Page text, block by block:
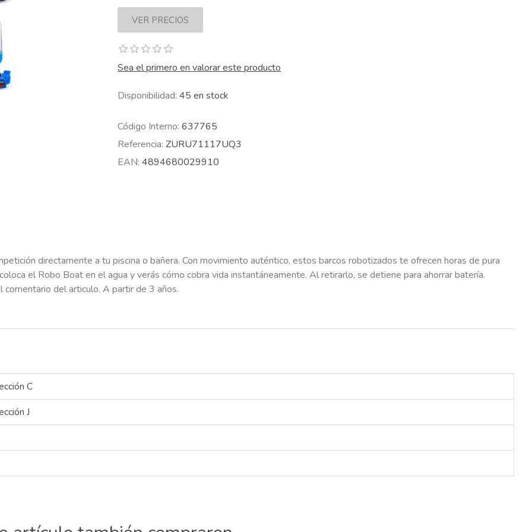
Sea el primero en valorar este producto
Disponibilidad: 45 en stock
Código Interno: 637765
Referencia: ZURU71117UQ3
EAN: 4894680029910
directamente a tu piscina o bañera. Con movimiento auténtico, estos barcos robotizados te ofrecen horas de pura
el Robo Boat en el agua y verás cómo cobra vida instantáneamente. Al retirarlo, se detiene para ahorrar batería.
del articulo. A partir de 3 años.
C
J